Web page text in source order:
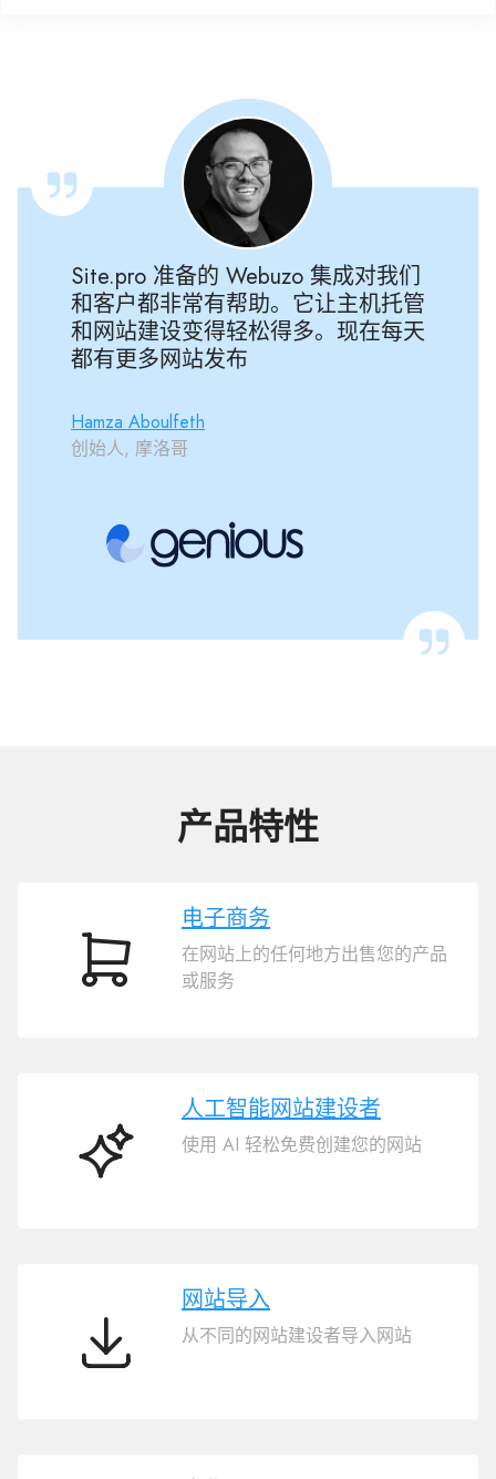
Site.pro 准备的 Webuzo 集成对我们
和客户都非常有帮助。它让主机托管
和网站建设变得轻松得多。现在每天
都有更多网站发布
Hamza Aboulfeth
创始人, 摩洛哥
产品特性
电
电子商务
在网站上的任何地方出售您的产品
或服务
人
建
设
者
人工智能网站建设者
使用 AI 轻松免费创建您的网站
网
网站导入
从不同的网站建设者导入网站